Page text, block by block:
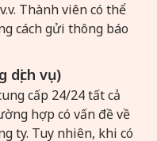
Thành viên có thể
cách gửi thông báo
dịch vụ)
cấp 24/24 tất cả
hợp có vấn đề về
ty. Tuy nhiên, khi có